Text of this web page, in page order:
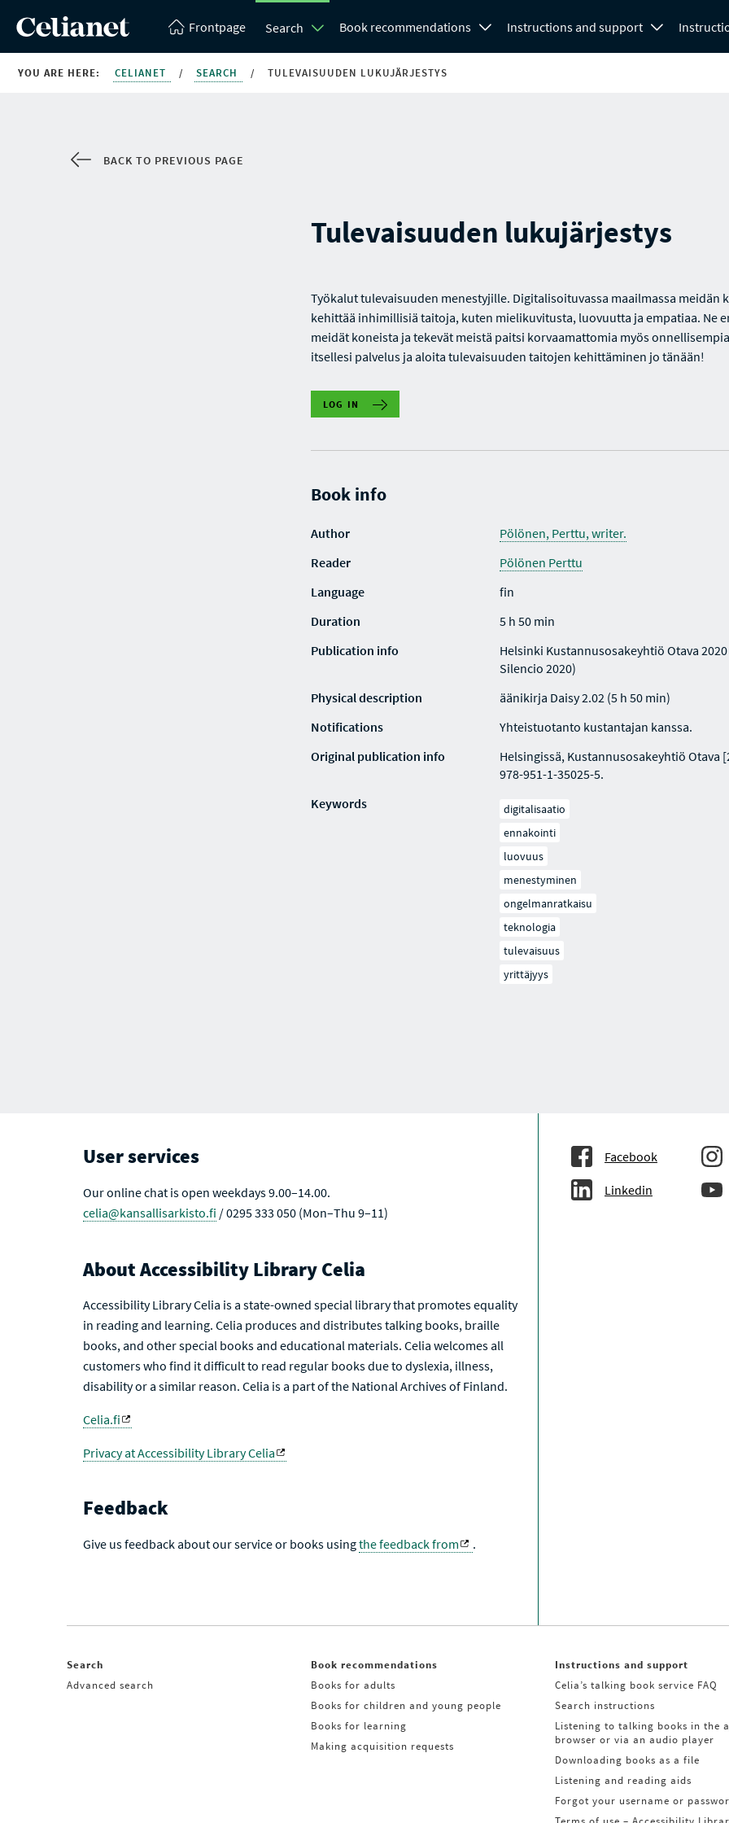
Frontpage Search Book recommendations Instructions and support
YOU ARE HERE: CELIANET / SEARCH / TULEVAISUUDEN LUKUJÄRJESTYS
BACK TO PREVIOUS PAGE
Tulevaisuuden lukujärjestys
Työkalut tulevaisuuden menestyjille. Digitalisoituvassa maailmassa meidän
kehittää inhimillisiä taitoja, kuten mielikuvitusta, luovuutta ja empatiaa. Ne
meidät koneista ja tekevät meistä paitsi korvaamattomia myös
itsellesi palvelus ja aloita tulevaisuuden taitojen kehittäminen jo tänään!
LOG IN
Book info
Author
Pölönen, Perttu, writer.
Reader
Pölönen Perttu
Language
fin
Duration
5 h 50 min
Publication info
Helsinki Kustannusosakeyhtiö Otava
Silencio 2020)
Physical description
äänikirja Daisy 2.02 (5 h 50 min)
Notifications
Yhteistuotanto kustantajan kanssa.
Original publication info
Helsingissä, Kustannusosakeyhtiö Otava
978-951-1-35025-5.
Keywords
digitalisaatio
ennakointi
luovuus
menestyminen
ongelmanratkaisu
teknologia
tulevaisuus
yrittäjyys
User services
Our online chat is open weekdays 9.00–14.00.
celia@kansallisarkisto.fi / 0295 333 050 (Mon–Thu 9–11)
About Accessibility Library Celia
Accessibility Library Celia is a state-owned special library that promotes equality
in reading and learning. Celia produces and distributes talking books, braille
books, and other special books and educational materials. Celia welcomes all
customers who find it difficult to read regular books due to dyslexia, illness,
disability or a similar reason. Celia is a part of the National Archives of Finland.
Celia.fi
Privacy at Accessibility Library Celia
Feedback
Give us feedback about our service or books usingthe feedback from .
Facebook
Linkedin
Search
Advanced search
Book recommendations
Books for adults
Books for children and young people
Books for learning
Making acquisition requests
Instructions and support
Celia’s talking book service FAQ
Search instructions
Listening to talking books in the
browser or via an audio player
Downloading books as a file
Listening and reading aids
Forgot your username or